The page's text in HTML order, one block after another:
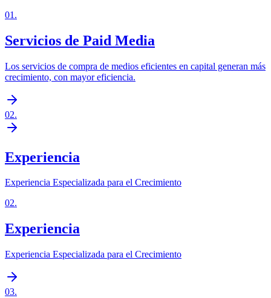
01 .
Servicios de Paid Media
Los servicios de compra de medios eficientes en capital generan más
crecimiento, con mayor eficiencia.
02.
Experiencia
Experiencia Especializada para el Crecimiento
02.
Experiencia
Experiencia Especializada para el Crecimiento
03.